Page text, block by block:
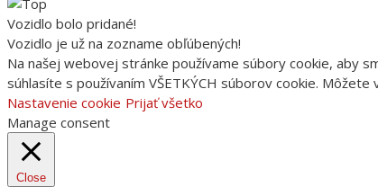
Vozidlo bolo pridané!
Vozidlo je už na zozname obľúbených!
Na našej webovej stránke používame súbory cookie, aby
súhlasíte s používaním VŠETKÝCH súborov cookie.
Nastavenie cookie Prijať všetko
Manage consent
Close